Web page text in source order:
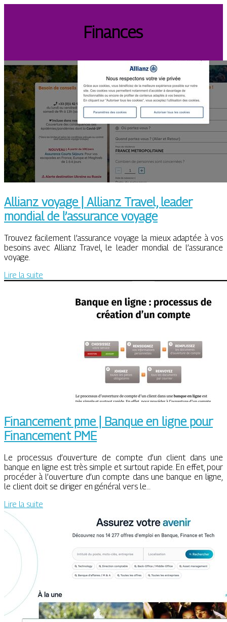
Finances
Allianz voyage | Allianz Travel, leader
mondial de l’assurance voyage
Trouvez facilement l’assurance voyage la mieux adaptée à vos
besoins avec Allianz Travel, le leader mondial de l’assurance
voyage.
Lire la suite
Financement pme | Banque en ligne pour
Financement PME
Le processus d’ouverture de compte d’un client dans une
banque en ligne est très simple et surtout rapide. En effet, pour
procéder à l’ouverture d’un compte dans une banque en ligne,
le client doit se diriger en général vers le…
Lire la suite